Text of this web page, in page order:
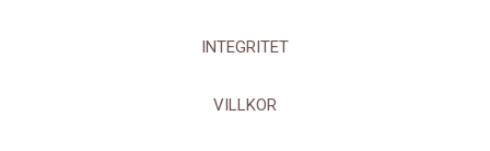
INTEGRITET
VILLKOR